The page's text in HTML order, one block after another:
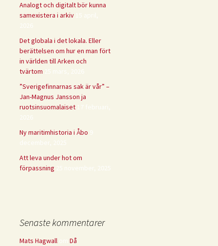
Analogt och digitalt bör kunna
samexistera i arkiv 15 april,
2026
Det globala i det lokala. Eller
berättelsen om hur en man fört
in världen till Arken och
tvärtom
25 mars, 2026
”Sverigefinnarnas sak är vår” –
Jan-Magnus Jansson ja
ruotsinsuomalaiset 17 februari,
2026
Ny maritimhistoria i Åbo 9
december, 2025
Att leva under hot om
förpassning
25 november, 2025
Senaste kommentarer
Mats Hagwall om Då